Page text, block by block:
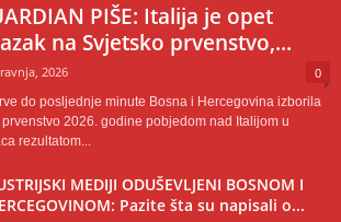
PIŠE: Italija je opet
na Svjetsko prvenstvo,...
2026 0
do posljednje minute Bosna i Hercegovina izborila
2026. godine pobjedom nad Italijom u
rezultatom...
MEDIJI ODUŠEVLJENI BOSNOM I
Pazite šta su napisali o...